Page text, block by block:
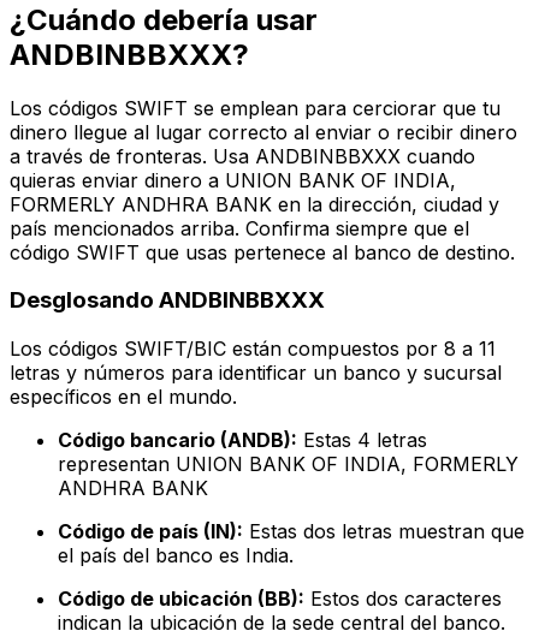
¿Cuándo debería usar
ANDBINBBXXX?
Los códigos SWIFT se emplean para cerciorar que tu
dinero llegue al lugar correcto al enviar o recibir dinero
a través de fronteras. Usa ANDBINBBXXX cuando
quieras enviar dinero a UNION BANK OF INDIA,
FORMERLY ANDHRA BANK en la dirección, ciudad y
país mencionados arriba. Confirma siempre que el
código SWIFT que usas pertenece al banco de destino.
Desglosando ANDBINBBXXX
Los códigos SWIFT/BIC están compuestos por 8 a 11
letras y números para identificar un banco y sucursal
específicos en el mundo.
Código bancario (ANDB): Estas 4 letras
representan UNION BANK OF INDIA, FORMERLY
ANDHRA BANK
Código de país (IN): Estas dos letras muestran que
el país del banco es India.
Código de ubicación (BB): Estos dos caracteres
indican la ubicación de la sede central del banco.